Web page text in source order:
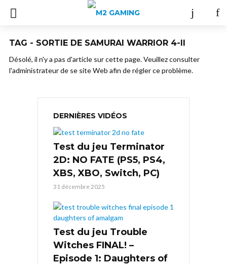
TAG - SORTIE DE SAMURAI WARRIOR 4-II
Désolé, il n'y a pas d'article sur cette page. Veuillez consulter
l'administrateur de se site Web afin de régler ce problème.
DERNIÈRES VIDÉOS
Test du jeu Terminator
2D: NO FATE (PS5, PS4,
XBS, XBO, Switch, PC)
31 décembre 2025
Test du jeu Trouble
Witches FINAL! –
Episode 1: Daughters of